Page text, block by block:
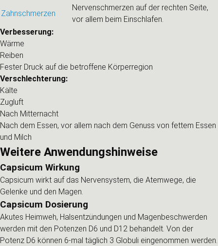
Zahnschmerzen
Nervenschmerzen auf der rechten Seite,
vor allem beim Einschlafen.
Verbesserung:
Wärme
Reiben
Fester Druck auf die betroffene Körperregion
Verschlechterung:
Kälte
Zugluft
Nach Mitternacht
Nach dem Essen, vor allem nach dem Genuss von fettem Essen
und Milch
Weitere Anwendungshinweise
Capsicum Wirkung
Capsicum wirkt auf das Nervensystem, die Atemwege, die
Gelenke und den Magen.
Capsicum Dosierung
Akutes Heimweh, Halsentzündungen und Magenbeschwerden
werden mit den Potenzen D6 und D12 behandelt. Von der
Potenz D6 können 6-mal täglich 3 Globuli eingenommen werden.